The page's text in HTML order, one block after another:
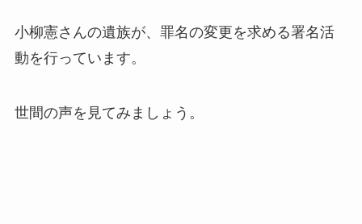
小柳憲さんの遺族が、罪名の変更を求める署名活
動を行っています。
世間の声を見てみましょう。